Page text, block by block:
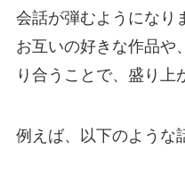
会話が弾むようになり
お互いの好きな作品や
り合うことで、盛り上
例えば、以下のような